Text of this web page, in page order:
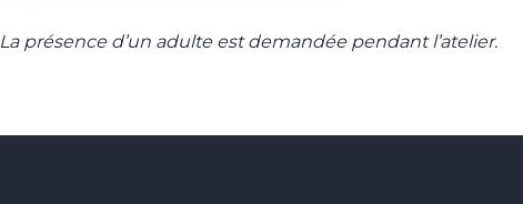
La présence d’un adulte est demandée pendant l’atelier.